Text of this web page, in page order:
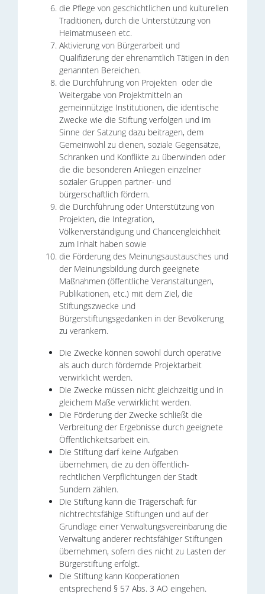
die Pflege von geschichtlichen und kulturellen
Traditionen, durch die Unterstützung von
Heimatmuseen etc.
Aktivierung von Bürgerarbeit und
Qualifizierung der ehrenamtlich Tätigen in den
genannten Bereichen.
die Durchführung von Projekten oder die
Weitergabe von Projektmitteln an
gemeinnützige Institutionen, die identische
Zwecke wie die Stiftung verfolgen und im
Sinne der Satzung dazu beitragen, dem
Gemeinwohl zu dienen, soziale Gegensätze,
Schranken und Konflikte zu überwinden oder
die die besonderen Anliegen einzelner
sozialer Gruppen partner- und
bürgerschaftlich fördern.
die Durchführung oder Unterstützung von
Projekten, die Integration,
Völkerverständigung und Chancengleichheit
zum Inhalt haben sowie
die Förderung des Meinungsaustausches und
der Meinungsbildung durch geeignete
Maßnahmen (öffentliche Veranstaltungen,
Publikationen, etc.) mit dem Ziel, die
Stiftungszwecke und
Bürgerstiftungsgedanken in der Bevölkerung
zu verankern.
Die Zwecke können sowohl durch operative
als auch durch fördernde Projektarbeit
verwirklicht werden.
Die Zwecke müssen nicht gleichzeitig und in
gleichem Maße verwirklicht werden.
Die Förderung der Zwecke schließt die
Verbreitung der Ergebnisse durch geeignete
Öffentlichkeitsarbeit ein.
Die Stiftung darf keine Aufgaben
übernehmen, die zu den öffentlich-
rechtlichen Verpflichtungen der Stadt
Sundern zählen.
Die Stiftung kann die Trägerschaft für
nichtrechtsfähige Stiftungen und auf der
Grundlage einer Verwaltungsvereinbarung die
Verwaltung anderer rechtsfähiger Stiftungen
übernehmen, sofern dies nicht zu Lasten der
Bürgerstiftung erfolgt.
Die Stiftung kann Kooperationen
entsprechend § 57 Abs. 3 AO eingehen.